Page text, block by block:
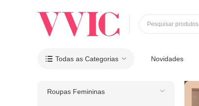
Pesquisar produtos
 Todas as Categorias Novidades
Roupas Femininas